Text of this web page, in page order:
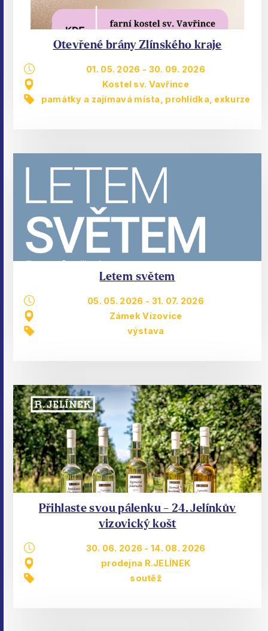
Otevřené brány Zlínského kraje
01. 05. 2026 - 30. 09. 2026
Kostel sv. Vavřince
památky a zajímavá místa
prohlídka, exkurze
Letem světem
05. 05. 2026 - 31. 07. 2026
Zámek Vizovice
výstava
Přihlaste svou pálenku - 24. Jelínkův
vizovický košt
30. 06. 2026 -14. 08. 2026
prodejna R.JELÍNEK
soutěž